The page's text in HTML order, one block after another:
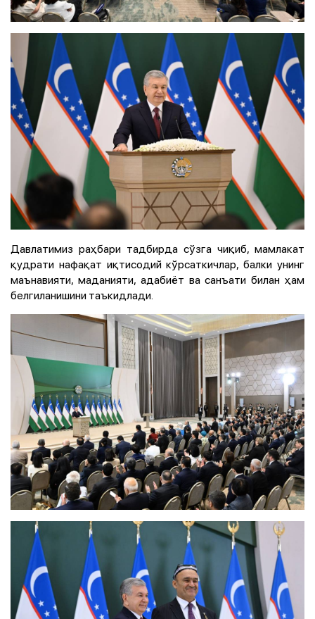
Давлатимиз раҳбари тадбирда сўзга чиқиб, мамлакат
қудрати нафақат иқтисодий кўрсаткичлар, балки унинг
маънавияти, маданияти, адабиёт ва санъати билан ҳам
белгиланишини таъкидлади.